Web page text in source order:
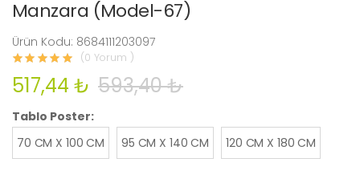
Manzara (Model-67)
Ürün Kodu: 8684111203097
(0 Yorum )
517,44 ₺ 593,40 ₺
Tablo Poster:
70 CM X 100 CM
95 CM X 140 CM 120 CM X 180 CM